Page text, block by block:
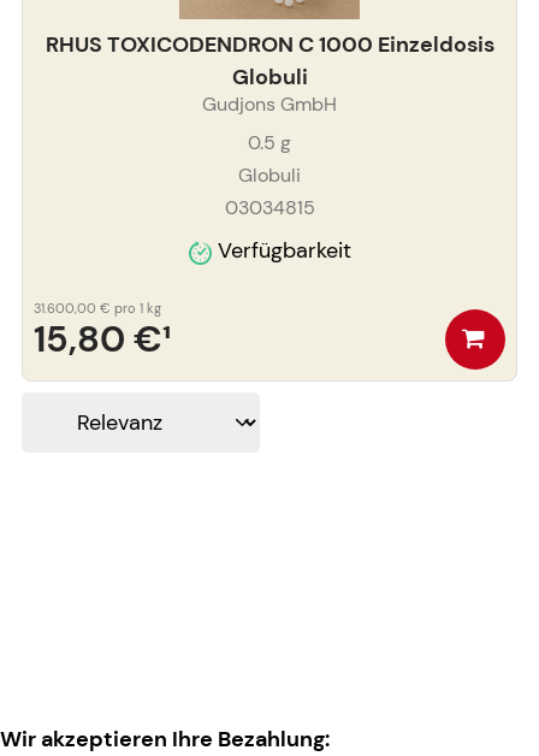
RHUS TOXICODENDRON C 1000 Einzeldosis
Globuli
Gudjons GmbH
0.5 g
Globuli
03034815
Verfügbarkeit
15,80 €¹
31.600,00 € pro 1 kg
Wir akzeptieren Ihre Bezahlung: